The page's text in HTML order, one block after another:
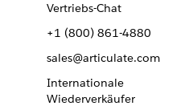
Vertriebs-Chat
+1 (800) 861-4880
sales@articulate.com
Internationale
Wiederverkäufer